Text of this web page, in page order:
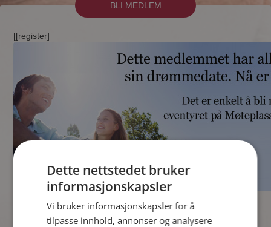
BLI MEDLEM
[[register]
Dette nettstedet bruker
informasjonskapsler
Vi bruker informasjonskapsler for å
tilpasse innhold, annonser og analysere